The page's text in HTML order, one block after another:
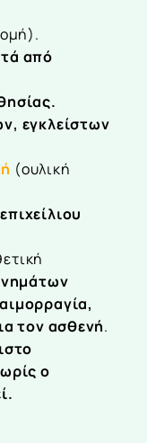
από
εγκλείστων
(ουλική
τον ασθενή.
ο